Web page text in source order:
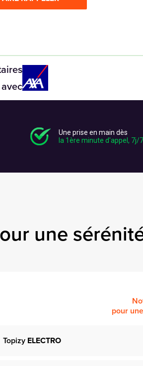
Une prise en main dès
la 1ère minute d'appel, 7j/
une
Topizy ELECTRO
pour